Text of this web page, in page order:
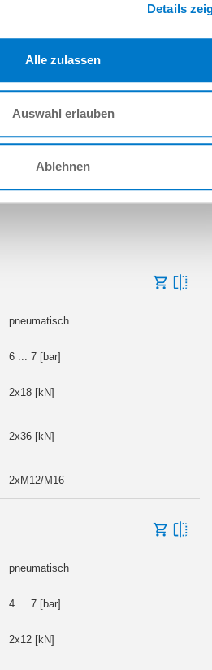
Details
Alle zulassen
Auswahl erlauben
Ablehnen
6x4 [kN]
6x10 [kN]
pneumatisch
6 ... 7 [bar]
2x18 [kN]
2x36 [kN]
2xM12/M16
pneumatisch
4 ... 7 [bar]
2x12 [kN]